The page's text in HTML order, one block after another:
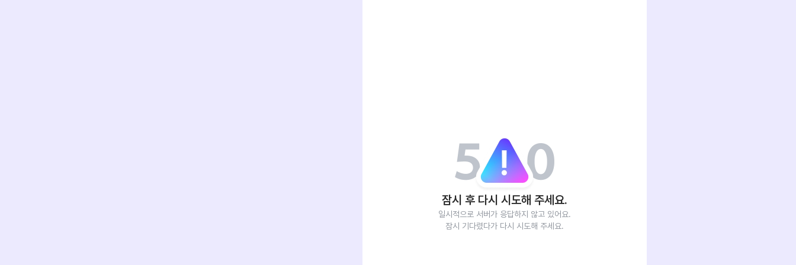
잠시 후 다시 시도해 주세요.
일시적으로 서버가 응답하지 않고 있어요.
잠시 기다렸다가 다시 시도해 주세요.